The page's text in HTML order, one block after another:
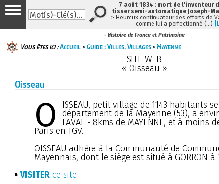
- Histoire de France et Patrimoine
Vous êtes ici :Accueil >Guide : Villes, Villages >Mayenne
SITE WEB
« Oisseau »
Oisseau
O
ISSEAU, petit village de 1143 habitants
département de la Mayenne (53), à
LAVAL - 8kms de MAYENNE, et à moins
Paris en TGV.
OISSEAU adhère à la Communauté de
Mayennais, dont le siège est situé à GORRON à
VISITER ce site
7 août 1834 : mort de l'inventeur
tisser semi-automatique Joseph-
> Heureux continuateur des efforts de
comme lui a perfectionné (…)